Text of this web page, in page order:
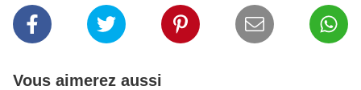
Vous aimerez aussi